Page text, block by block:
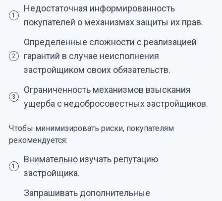
1
Недостаточная информированность
покупателей о механизмах защиты их прав.
2
Определенные сложности с реализацией
гарантий в случае неисполнения
застройщиком своих обязательств.
3
Ограниченность механизмов взыскания
ущерба с недобросовестных застройщиков.
Чтобы минимизировать риски, покупателям
рекомендуется:
1
Внимательно изучать репутацию
застройщика.
Запрашивать дополнительные